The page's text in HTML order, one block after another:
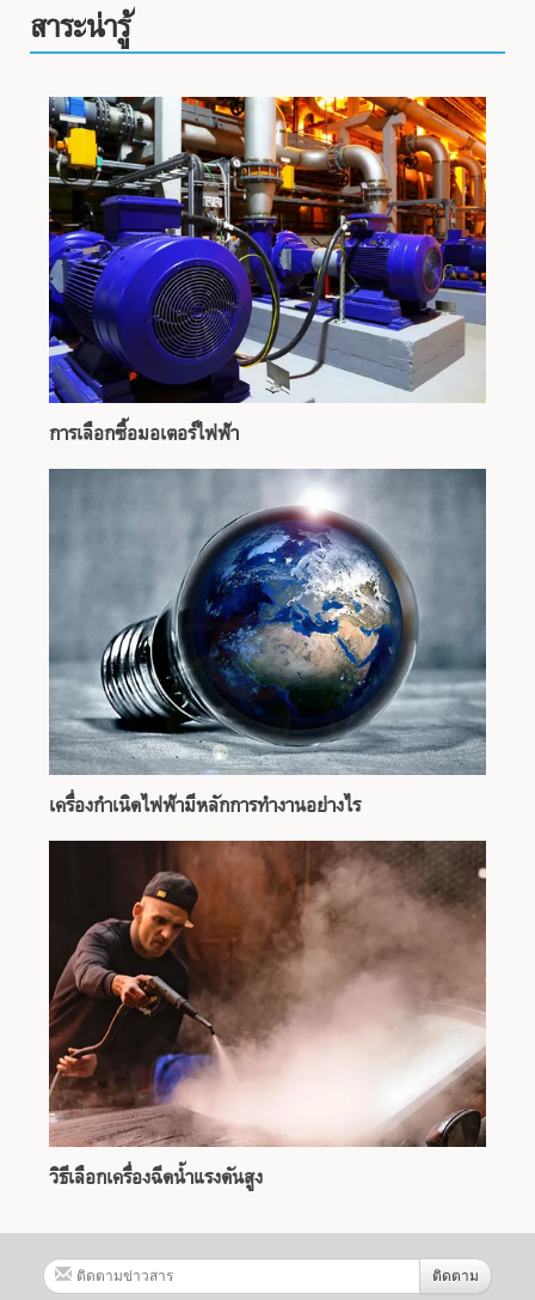
สาระน่ารู้
การเลือกซื้อมอเตอร์ไฟฟ้า
เครื่องกำเนิดไฟฟ้ามีหลักการทำงานอย่างไร
วิธีเลือกเครื่องฉีดน้ำแรงดันสูง
ติดตาม